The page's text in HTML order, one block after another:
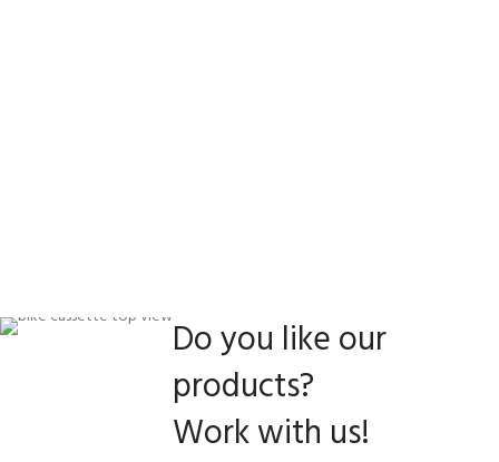
Do you like our
products?
Work with us!